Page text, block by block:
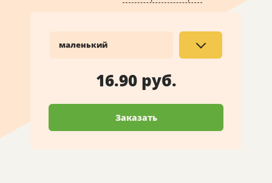
маленький
16.90 руб.
Заказать